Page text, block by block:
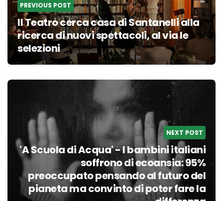
PREVIOUS POST
Il Teatro cerca casa di Santanelli alla
ricerca di nuovi spettacoli, al via le
selezioni
NEXT POST
'A Scuola di Acqua' - I bambini italiani
soffrono di ecoansia: 95%
preoccupato pensando al futuro del
pianeta ma convinto di poter fare la